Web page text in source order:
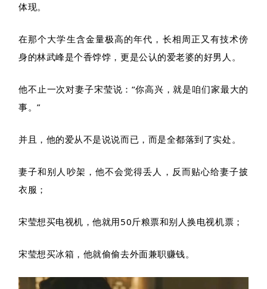
体现。
在那个大学生含金量极高的年代，长相周正又有技术傍
身的林武峰是个香饽饽，更是公认的爱老婆的好男人。
他不止一次对妻子宋莹说：“你高兴，就是咱们家最大的
事。”
并且，他的爱从不是说说而已，而是全都落到了实处。
妻子和别人吵架，他不会觉得丢人，反而贴心给妻子披
衣服；
宋莹想买电视机，他就用50斤粮票和别人换电视机票；
宋莹想买冰箱，他就偷偷去外面兼职赚钱。